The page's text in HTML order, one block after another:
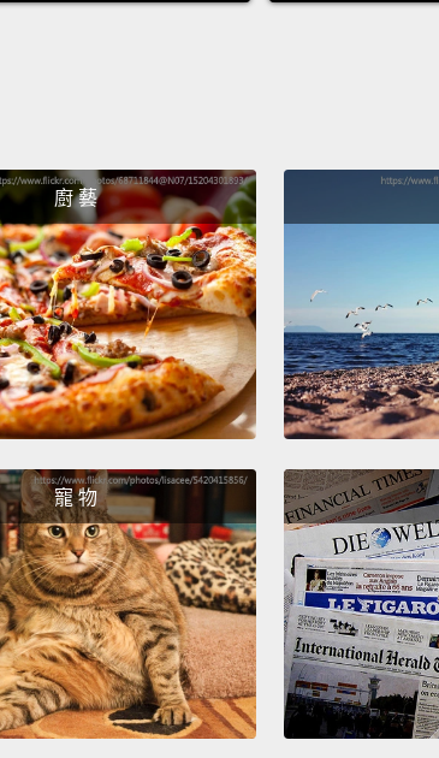
廚 藝
寵 物